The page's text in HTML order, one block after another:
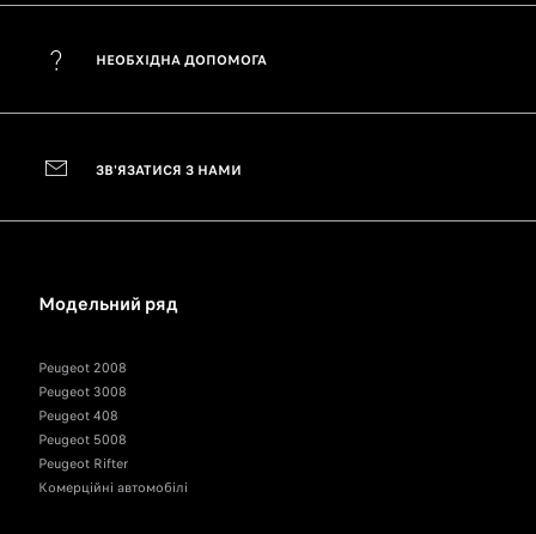
НЕОБХІДНА ДОПОМОГА
ЗВ'ЯЗАТИСЯ З НАМИ
Модельний ряд
Peugeot 2008
Peugeot 3008
Peugeot 408
Peugeot 5008
Peugeot Rifter
Комерційні автомобілі